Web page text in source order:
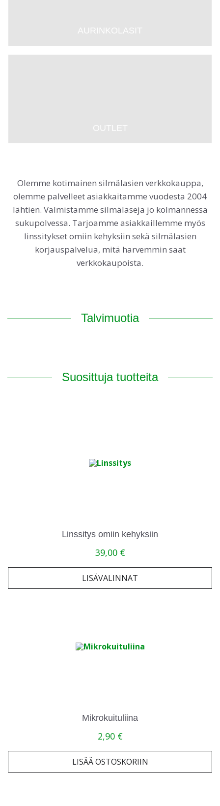
AURINKOLASIT
OUTLET
Olemme kotimainen silmälasien verkkokauppa,
olemme palvelleet asiakkaitamme vuodesta 2004
lähtien. Valmistamme silmälaseja jo kolmannessa
sukupolvessa. Tarjoamme asiakkaillemme myös
linssitykset omiin kehyksiin sekä silmälasien
korjauspalvelua, mitä harvemmin saat
verkkokaupoista.
Talvimuotia
Suosittuja tuotteita
Linssitys omiin kehyksiin
39,00 €
LISÄVALINNAT
Mikrokuituliina
2,90 €
LISÄÄ OSTOSKORIIN